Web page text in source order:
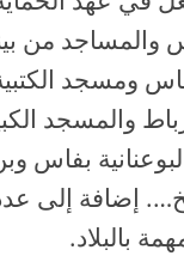
والمساجد من
ومسجد
والمسجد
بفاس
إضافة إلى
بالبلاد.